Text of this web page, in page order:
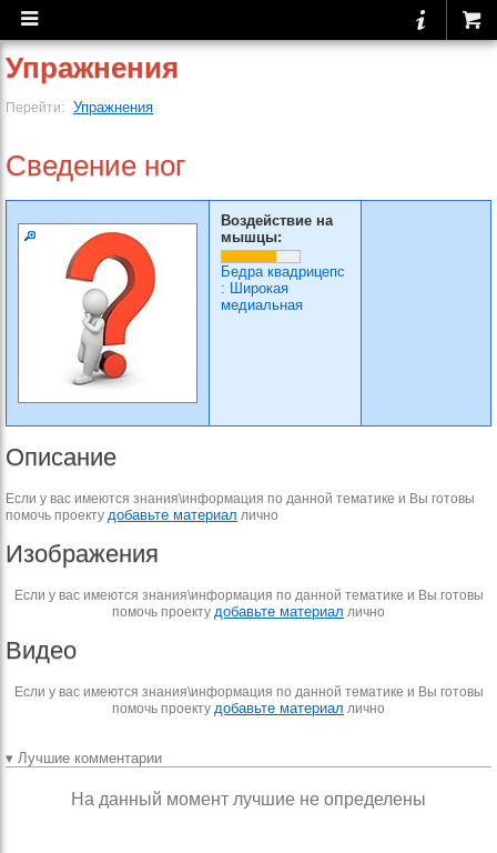
Упражнения
Перейти: Упражнения
Сведение ног
Воздействие на
мышцы:
Бедра квадрицепс
: Широкая
медиальная
Описание
Если у вас имеются знания\информация по данной тематике и Вы готовы
помочь проекту добавьте материал лично
Изображения
Если у вас имеются знания\информация по данной тематике и Вы готовы
помочь проекту добавьте материал лично
Видео
Если у вас имеются знания\информация по данной тематике и Вы готовы
помочь проекту добавьте материал лично
▾ Лучшие комментарии
На данный момент лучшие не определены